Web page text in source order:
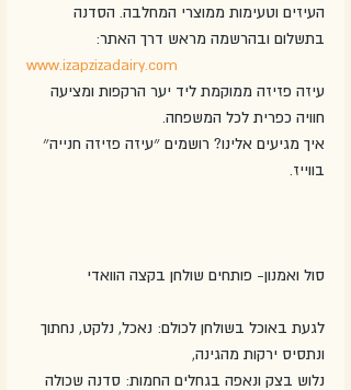
העיזים וטעימות ממוצרי המחלבה. הסדנה
בתשלום ובהרשמה מראש דרך האתר:
www.izapzizadairy.com
עיזה פזיזה ממוקמת ליד יער הרקפות ומציעה
חוויה כפרית לכל המשפחה.
איך מגיעים אלינו? רושמים ״עיזה פזיזה חנייה״
בווייז.
סול ואמנון- פותחים שולחן בקצה הוואדי
לגעת באוכל בשולחן לכולם: נאכל, נלקט, נחתוך
ונתסיס ירקות מהגינה,
נלוש בצק ונאפה בגחלים החמות: סדנה שכולה